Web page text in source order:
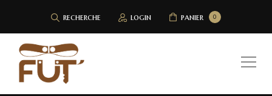
recherche login 0
panier